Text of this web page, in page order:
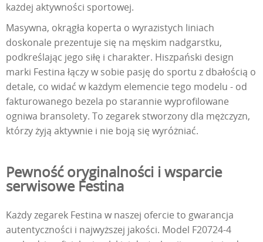
każdej aktywności sportowej.
Masywna, okrągła koperta o wyrazistych liniach
doskonale prezentuje się na męskim nadgarstku,
podkreślając jego siłę i charakter. Hiszpański design
marki Festina łączy w sobie pasję do sportu z dbałością o
detale, co widać w każdym elemencie tego modelu - od
fakturowanego bezela po starannie wyprofilowane
ogniwa bransolety. To zegarek stworzony dla mężczyzn,
którzy żyją aktywnie i nie boją się wyróżniać.
Pewność oryginalności i wsparcie
serwisowe Festina
Każdy zegarek Festina w naszej ofercie to gwarancja
autentyczności i najwyższej jakości. Model F20724-4